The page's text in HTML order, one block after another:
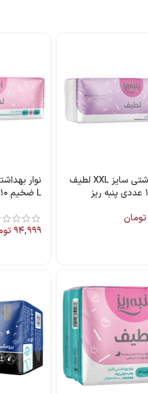
نوار بهداشتی سایز XXL لطیف
تومان
نوار
L ضخیم ۱۰ عددی پنبه ریز
۹۴,۹۹۹